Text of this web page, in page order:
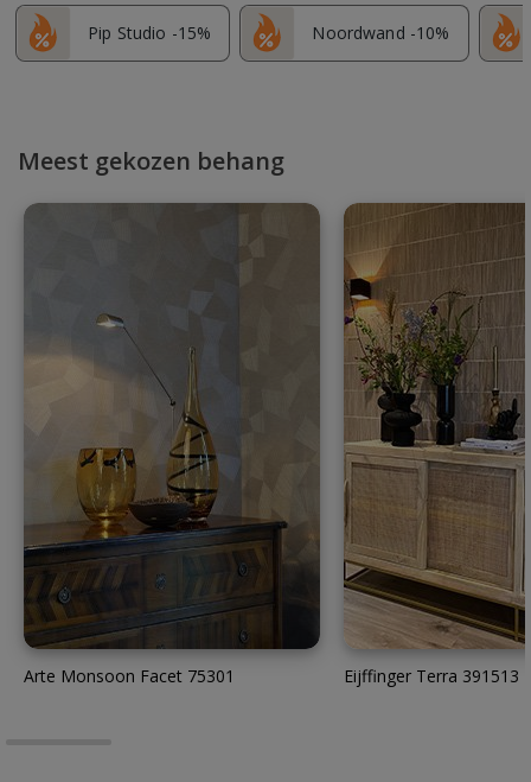
Pip Studio -15% Noordwand -10%
Meest gekozen behang
Arte Monsoon Facet 75301 Eijffinger Terra 391513